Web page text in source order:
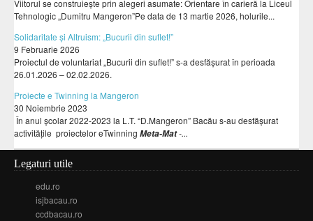
Viitorul se construiește prin alegeri asumate: Orientare în carieră la Liceul
Tehnologic „Dumitru Mangeron”Pe data de 13 martie 2026, holurile...
Solidaritate și Altruism: „Bucurii din suflet!”
9 Februarie 2026
Proiectul de voluntariat „Bucurii din suflet!” s-a desfășurat în perioada
26.01.2026 – 02.02.2026.
Proiecte e Twinning la Mangeron
30 Noiembrie 2023
În anul școlar 2022-2023 la L.T. “D.Mangeron” Bacău s-au desfășurat
activitățile proiectelor eTwinning Meta-Mat-...
Legaturi utile
edu.ro
isjbacau.ro
ccdbacau.ro